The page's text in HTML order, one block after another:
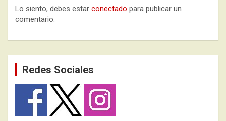
Lo siento, debes estar conectado para publicar un
comentario.
Redes Sociales